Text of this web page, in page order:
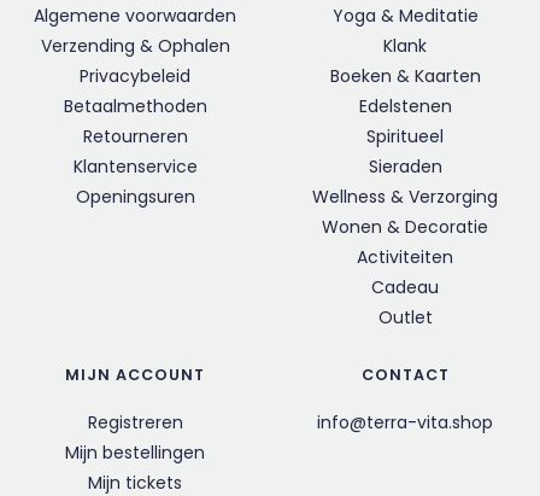
Algemene voorwaarden
Verzending & Ophalen
Privacybeleid
Betaalmethoden
Retourneren
Klantenservice
Openingsuren
Yoga & Meditatie
Klank
Boeken & Kaarten
Edelstenen
Spiritueel
Sieraden
Wellness & Verzorging
Wonen & Decoratie
Activiteiten
Cadeau
Outlet
MIJN ACCOUNT
Registreren
Mijn bestellingen
Mijn tickets
CONTACT
info@terra-vita.shop